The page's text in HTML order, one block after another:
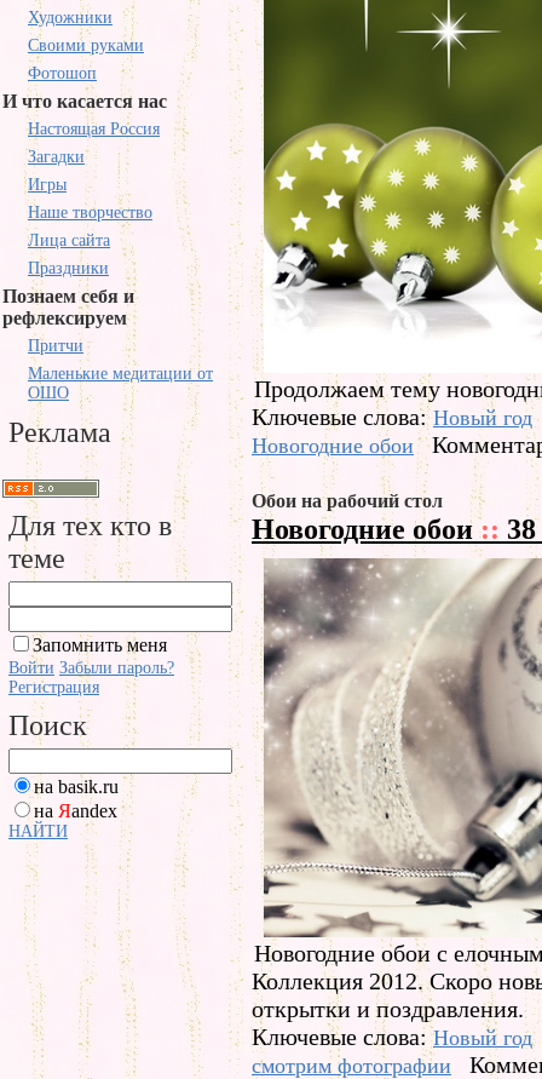
Художники
Своими руками
Фотошоп
И что касается нас
Настоящая Россия
Загадки
Игры
Наше творчество
Лица сайта
Праздники
Познаем себя и
рефлексируем
Притчи
Маленькие медитации от
ОШО
Реклама
Для тех кто в
теме
Запомнить меня
Войти Забыли пароль?
Регистрация
Поиск
на basik.ru
на Яandex
НАЙТИ
Продолжаем тему
Ключевые слова:Новый год
Новогодние обои
Обои на рабочий стол
Новогодние обои::
Новогодние обои с
Коллекция 2012. Скоро
открытки и поздравления.
Ключевые слова:Новый год
смотрим фотографии